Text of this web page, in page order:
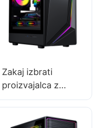
Zakaj izbrati
proizvajalca z
dobrim ugledom?